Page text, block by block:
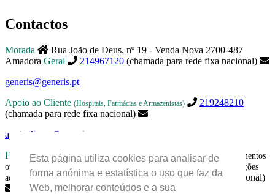
Esta página utiliza cookies para analisar de
forma anónima e estatística o uso que faz da
Web, melhorar conteúdos e a sua
Contactos
Morada
Rua João de Deus, nº 19 - Venda Nova 2700-487
Amadora Geral 214967120 (chamada para rede fixa nacional)
generis@generis.pt
Apoio ao Cliente (Hospitais, Farmácias e Armazenistas)
219248210
(chamada para rede fixa nacional)
apoiocliente@generis.pt
Farmacovigilância Para pedir informações sobre os nossos medicamentos
ou para qualquer assunto relacionado com farmacovigilância (ex: reações
adversas) contactar:
219849300(chamada para rede fixa nacional)